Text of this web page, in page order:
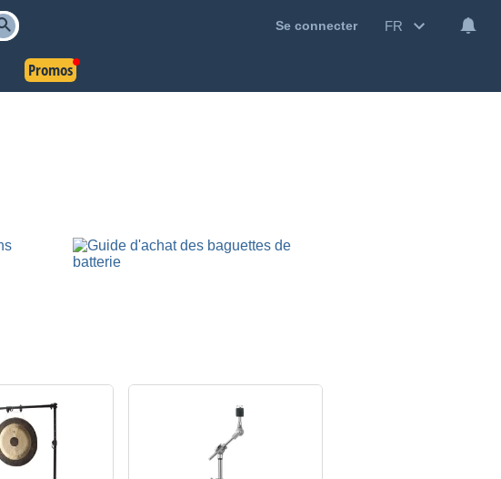
Se connecter FR
Promos